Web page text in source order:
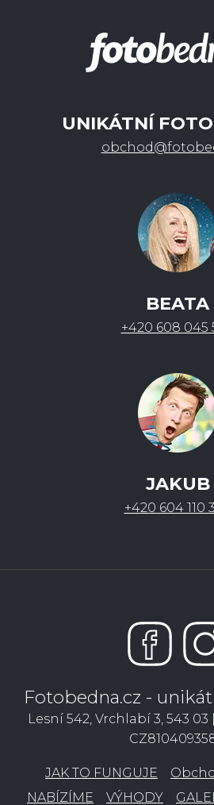
UNIKÁTNÍ
BEATA
+420 608 045
JAKUB
+420 604 110
Fotobedna.cz -
Lesní 542, Vrchlabí 3, 543 03
JAK TO FUNGUJE
NABÍZÍME
VÝHODY